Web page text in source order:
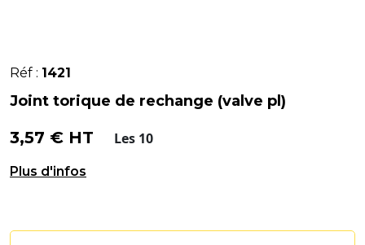
Réf : 1421
Joint torique de rechange (valve pl)
3,57 € HT Les 10
Joint de rechange 20,8mm.